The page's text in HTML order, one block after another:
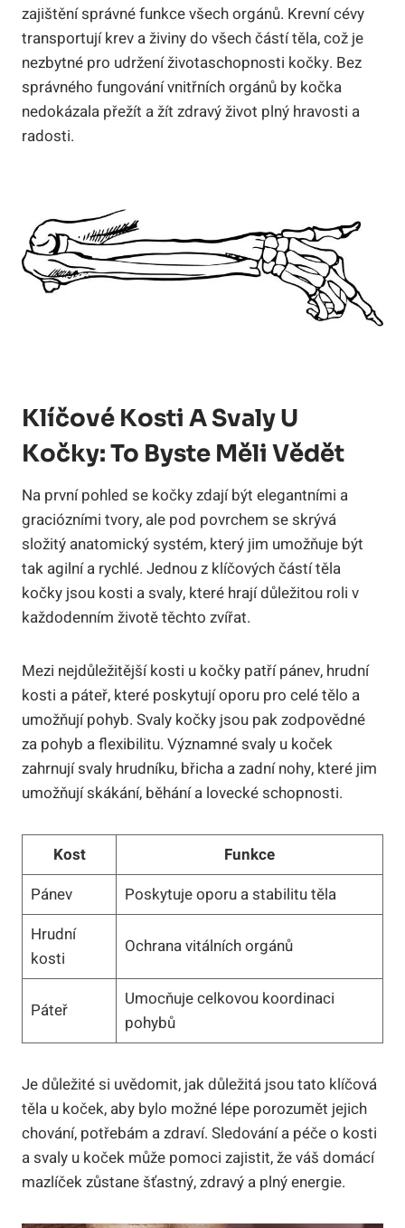
zajištění správné funkce všech orgánů. Krevní cévy
transportují krev a živiny do všech částí těla, což je
nezbytné pro udržení životaschopnosti kočky. Bez
správného fungování vnitřních orgánů by kočka
nedokázala přežít a žít zdravý život plný hravosti a
radosti.
Klíčové Kosti A Svaly U
Kočky: To Byste Měli Vědět
Na první pohled se kočky zdají být elegantními a
graciózními tvory, ale pod povrchem se skrývá
složitý anatomický systém, který jim umožňuje být
tak agilní a rychlé. Jednou z klíčových částí těla
kočky jsou kosti a svaly, které hrají důležitou roli v
každodenním životě těchto zvířat.
Mezi nejdůležitější kosti u kočky patří pánev, hrudní
kosti a páteř, které poskytují oporu pro celé tělo a
umožňují pohyb. Svaly kočky jsou pak zodpovědné
za pohyb a flexibilitu. Významné svaly u koček
zahrnují svaly hrudníku, břicha a zadní nohy, které jim
umožňují skákání, běhání a lovecké schopnosti.
Kost
Funkce
Pánev
Poskytuje oporu a stabilitu těla
Hrudní
kosti
Ochrana vitálních orgánů
Páteř
Umocňuje celkovou koordinaci
pohybů
Je důležité si uvědomit, jak důležitá jsou tato klíčová
těla u koček, aby bylo možné lépe porozumět jejich
chování, potřebám a zdraví. Sledování a péče o kosti
a svaly u koček může pomoci zajistit, že váš domácí
mazlíček zůstane šťastný, zdravý a plný energie.